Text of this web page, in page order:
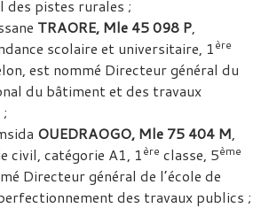
des pistes rurales ;
TRAORE, Mle 45 098 P,
scolaire et universitaire, 1ère
est nommé Directeur général du
du bâtiment et des travaux
OUEDRAOGO, Mle 75 404 M,
civil, catégorie A1, 1ère classe, 5ème
Directeur général de l’école de
des travaux publics ;